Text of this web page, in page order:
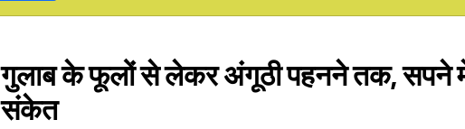
गुलाब के फूलों से लेकर अंगूठी पहनने तक, सपने
संकेत